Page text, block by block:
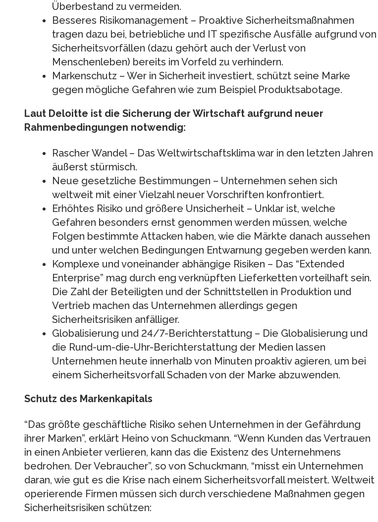
Überbestand zu vermeiden.
Besseres Risikomanagement – Proaktive Sicherheitsmaßnahmen
tragen dazu bei, betriebliche und IT spezifische Ausfälle aufgrund von
Sicherheitsvorfällen (dazu gehört auch der Verlust von
Menschenleben) bereits im Vorfeld zu verhindern.
Markenschutz – Wer in Sicherheit investiert, schützt seine Marke
gegen mögliche Gefahren wie zum Beispiel Produktsabotage.
Laut Deloitte ist die Sicherung der Wirtschaft aufgrund neuer
Rahmenbedingungen notwendig:
Rascher Wandel – Das Weltwirtschaftsklima war in den letzten Jahren
äußerst stürmisch.
Neue gesetzliche Bestimmungen – Unternehmen sehen sich
weltweit mit einer Vielzahl neuer Vorschriften konfrontiert.
Erhöhtes Risiko und größere Unsicherheit – Unklar ist, welche
Gefahren besonders ernst genommen werden müssen, welche
Folgen bestimmte Attacken haben, wie die Märkte danach aussehen
und unter welchen Bedingungen Entwarnung gegeben werden kann.
Komplexe und voneinander abhängige Risiken – Das “Extended
Enterprise” mag durch eng verknüpften Lieferketten vorteilhaft sein.
Die Zahl der Beteiligten und der Schnittstellen in Produktion und
Vertrieb machen das Unternehmen allerdings gegen
Sicherheitsrisiken anfälliger.
Globalisierung und 24/7-Berichterstattung – Die Globalisierung und
die Rund-um-die-Uhr-Berichterstattung der Medien lassen
Unternehmen heute innerhalb von Minuten proaktiv agieren, um bei
einem Sicherheitsvorfall Schaden von der Marke abzuwenden.
Schutz des Markenkapitals
“Das größte geschäftliche Risiko sehen Unternehmen in der Gefährdung
ihrer Marken”, erklärt Heino von Schuckmann. “Wenn Kunden das Vertrauen
in einen Anbieter verlieren, kann das die Existenz des Unternehmens
bedrohen. Der Vebraucher”, so von Schuckmann, “misst ein Unternehmen
daran, wie gut es die Krise nach einem Sicherheitsvorfall meistert. Weltweit
operierende Firmen müssen sich durch verschiedene Maßnahmen gegen
Sicherheitsrisiken schützen: